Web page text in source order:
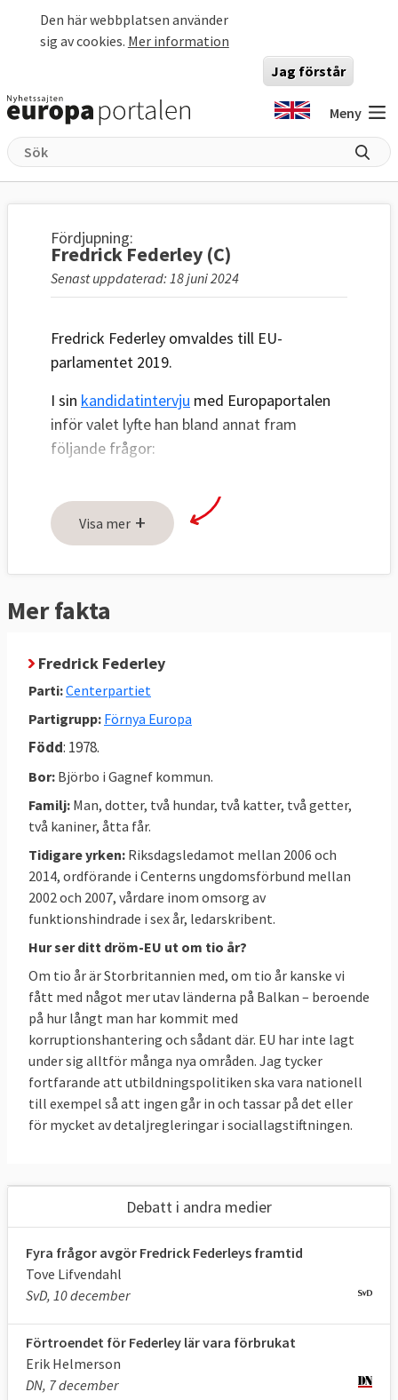
Den här webbplatsen använder
sig av cookies. Mer information
Jag förstår
Meny
Fördjupning:
Fredrick Federley (C)
Senast uppdaterad: 18 juni 2024
Fredrick Federley omvaldes till EU-
parlamentet 2019.​
I sin kandidatintervju med Europaportalen
inför valet lyfte han bland annat fram
följande frågor:
djurskyddslag som anger några
grundläggande rättigheter som alla
öppna demokratin.
bekämpa terrorism.
Fredrick Federleys viktigaste frågor enligt
SVT:s valkompass
Utsläpp påverkar klimatet lika mycket
oavsett var de sker. Därför krävs ökat
samarbete inom EU och med resten av
världen för att lösa klimatutmaningen
Mänskliga rättigheter
EU ska stå upp för demokrati, rättssäkerhet
och mänskliga rättigheter. Dessa principer
ska inte kunna lagstiftas bort av populistiska
regeringar.
Demokrati
EU behöver vara en frihetlig fyr för resten av
världen. Vi ska visa att vägen framåt går via
demokrati, marknadsekonomi och
Läs mer
Visa mer +
Mer fakta
Fredrick Federley
Parti:Centerpartiet
Partigrupp: Förnya Europa
Född: 1978.
Bor: Björbo i Gagnef kommun.
Familj: Man, dotter, två hundar, två katter, två getter,
två kaniner, åtta får.
Tidigare yrken: Riksdagsledamot mellan 2006 och
2014, ordförande i Centerns ungdomsförbund mellan
2002 och 2007, vårdare inom omsorg av
funktionshindrade i sex år, ledarskribent.
Hur ser ditt dröm-EU ut om tio år?
Om tio år är Storbritannien med, om tio år kanske vi
fått med något mer utav länderna på Balkan – beroende
på hur långt man har kommit med
korruptionshantering och sådant där. EU har inte lagt
under sig alltför många nya områden. Jag tycker
fortfarande att utbildningspolitiken ska vara nationell
till exempel så att ingen går in och tassar på det eller
för mycket av detaljregleringar i sociallagstiftningen.
Debatt i andra medier
Fyra frågor avgör Fredrick Federleys framtid
Tove Lifvendahl
SvD, 10 december
Förtroendet för Federley lär vara förbrukat
Erik Helmerson
DN, 7 december